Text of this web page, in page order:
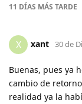
11 DÍAS MÁS TARDE
X xant 30 de
Buenas, pues ya
cambio de
realidad ya la